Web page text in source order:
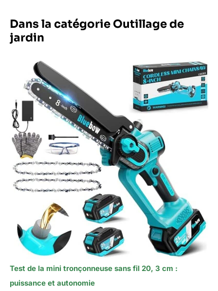
Dans la catégorie Outillage de
jardin
Test de la mini tronçonneuse sans fil 20, 3 cm :
puissance et autonomie